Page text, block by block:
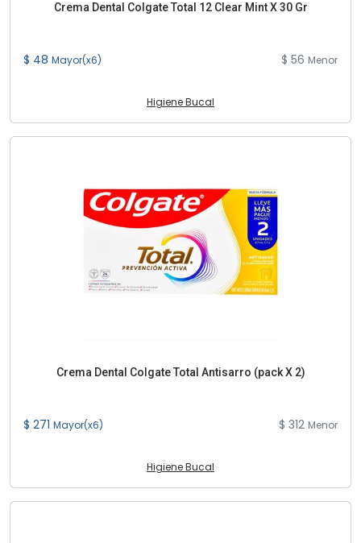
Crema Dental Colgate Total 12 Clear Mint X 30 Gr
$ 48 Mayor(x6) $ 56 Menor
Higiene Bucal
Crema Dental Colgate Total Antisarro (pack X 2)
$ 271 Mayor(x6) $ 312 Menor
Higiene Bucal